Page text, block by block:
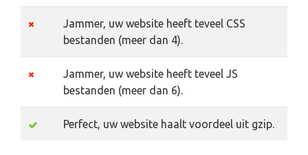
Jammer, uw website heeft teveel CSS
bestanden (meer dan 4).
Jammer, uw website heeft teveel JS
bestanden (meer dan 6).
Perfect, uw website haalt voordeel uit gzip.